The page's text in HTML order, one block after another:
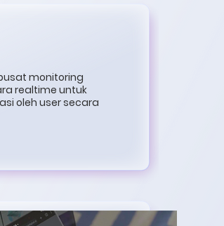
monitoring
realtime untuk
oleh user secara